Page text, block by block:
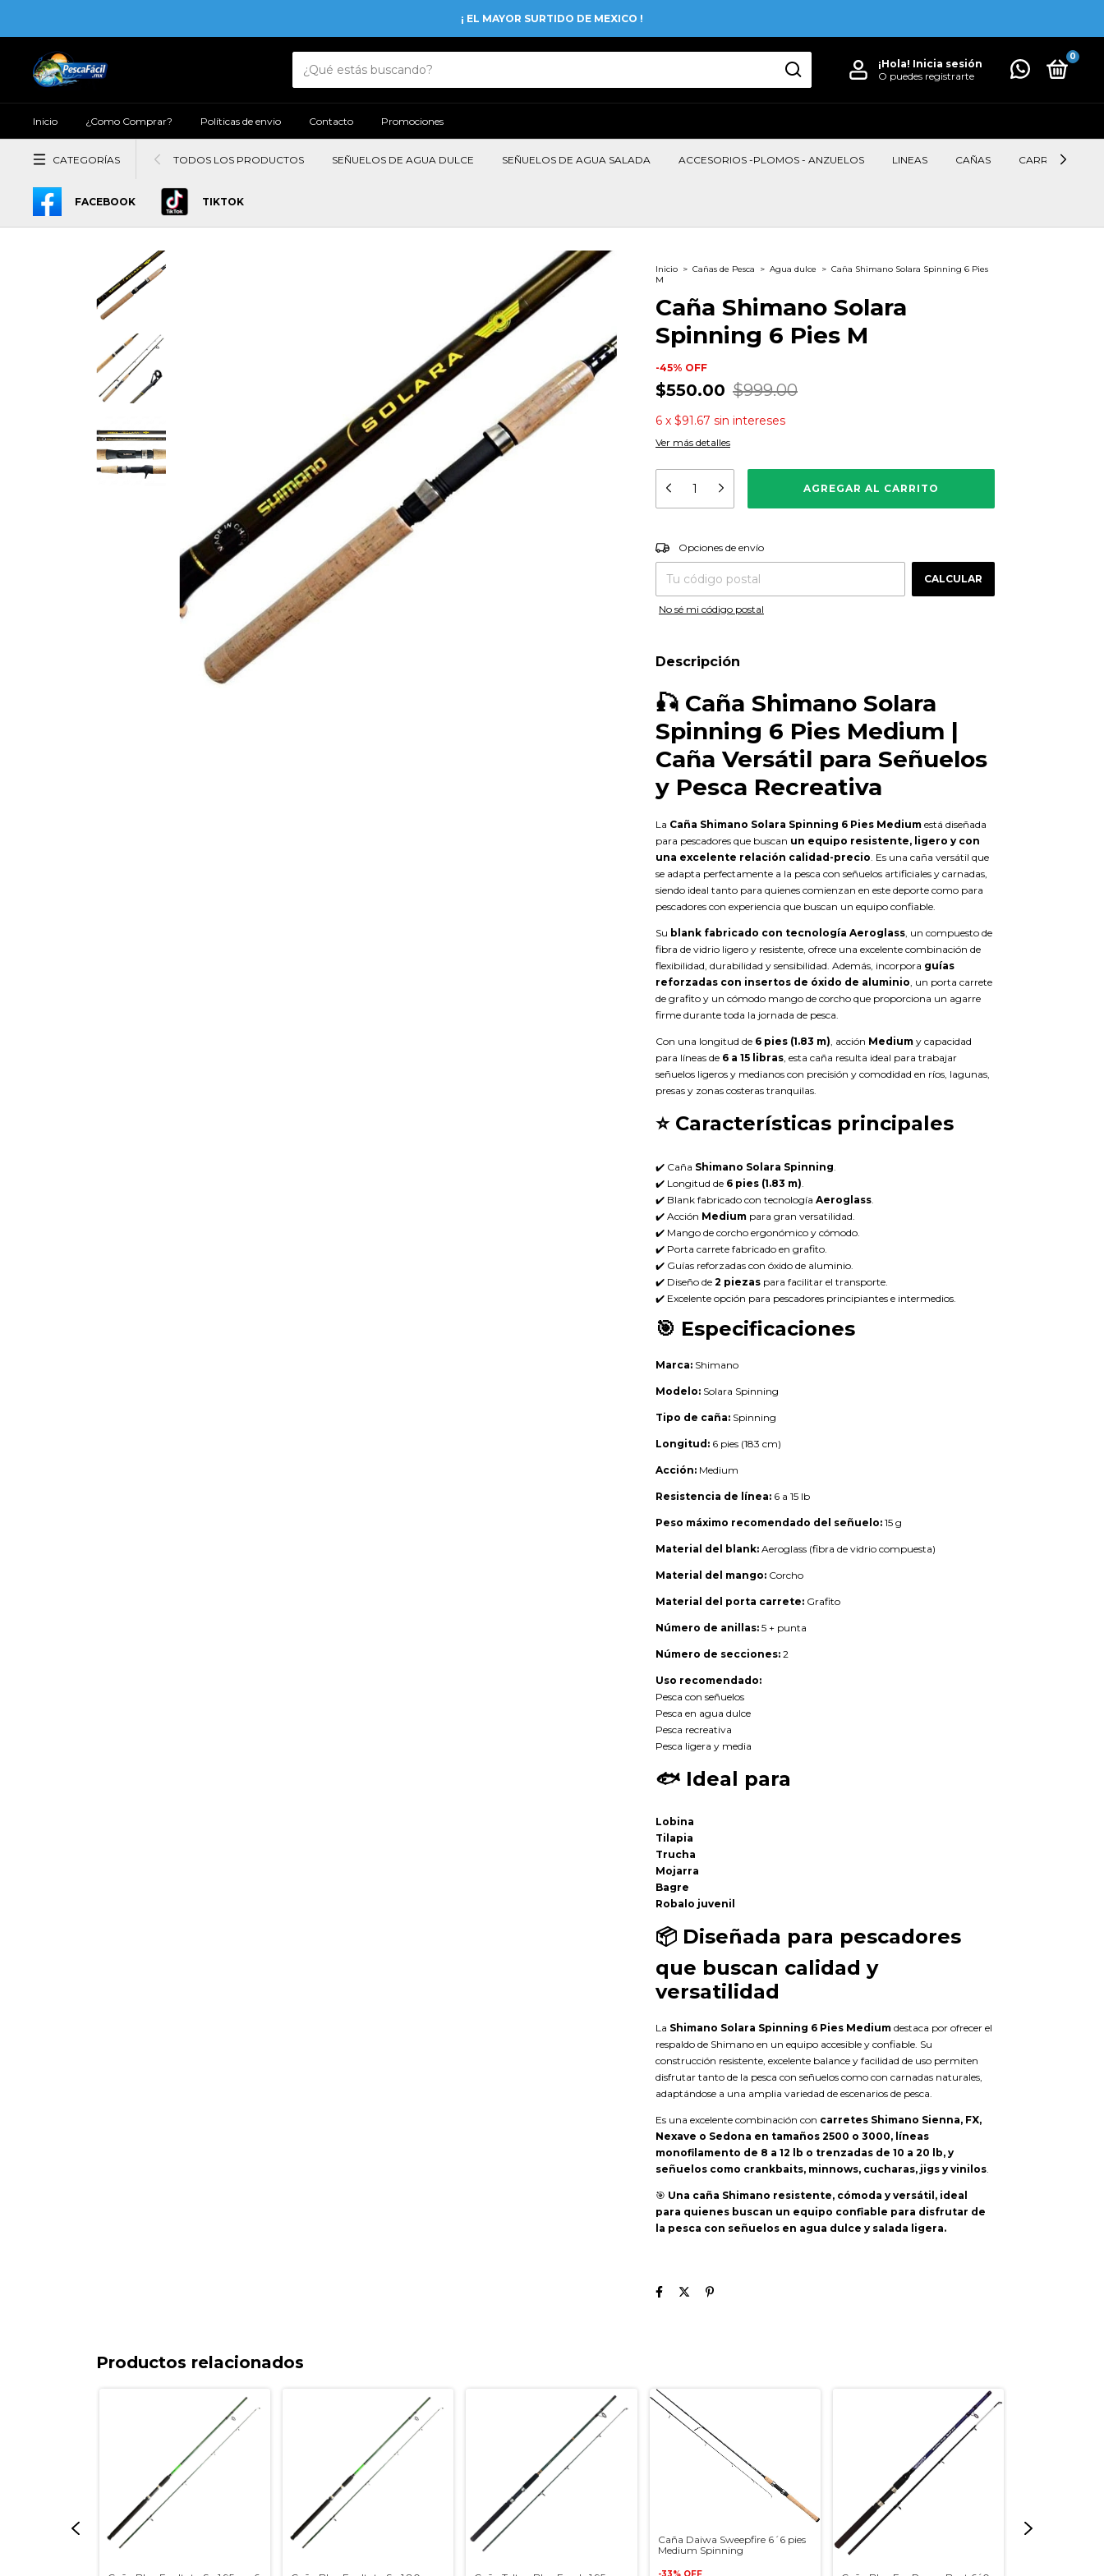
¡ EL MAYOR SURTIDO DE MEXICO !
¡Hola! Inicia sesión
O puedes registrarte
0
Inicio ¿Como Comprar? Políticas de envio Contacto Promociones
CATEGORÍAS TODOS LOS PRODUCTOS SEÑUELOS DE AGUA DULCE SEÑUELOS DE AGUA SALADA ACCESORIOS -PLOMOS - ANZUELOS LINEAS CAÑAS CARRETES
FACEBOOK TIKTOK
Inicio > Cañas de Pesca > Agua dulce > Caña Shimano Solara Spinning 6 Pies
M
Caña Shimano Solara
Spinning 6 Pies M
-45% OFF
$550.00 $999.00
6 x $91.67 sin intereses
Ver más detalles
Entregas para el CP:
Opciones de envío
CALCULAR
No sé mi código postal
Descripción
🎣 Caña Shimano Solara
Spinning 6 Pies Medium |
Caña Versátil para Señuelos
y Pesca Recreativa
La Caña Shimano Solara Spinning 6 Pies Medium está diseñada
para pescadores que buscan un equipo resistente, ligero y con
una excelente relación calidad-precio . Es una caña versátil que
se adapta perfectamente a la pesca con señuelos artificiales y carnadas,
siendo ideal tanto para quienes comienzan en este deporte como para
pescadores con experiencia que buscan un equipo confiable.
Su blank fabricado con tecnología Aeroglass , un compuesto de
fibra de vidrio ligero y resistente, ofrece una excelente combinación de
flexibilidad, durabilidad y sensibilidad. Además, incorpora guías
reforzadas con insertos de óxido de aluminio , un porta carrete
de grafito y un cómodo mango de corcho que proporciona un agarre
firme durante toda la jornada de pesca.
Con una longitud de 6 pies (1.83 m) , acción Medium y capacidad
para líneas de 6 a 15 libras , esta caña resulta ideal para trabajar
señuelos ligeros y medianos con precisión y comodidad en ríos, lagunas,
presas y zonas costeras tranquilas.
⭐ Características principales
✔️ Caña Shimano Solara Spinning
✔️ Longitud de 6 pies (1.83 m)
✔️ Blank fabricado con tecnología Aeroglass
✔️ Acción Medium para gran versatilidad.
✔️ Mango de corcho ergonómico y cómodo.
✔️ Porta carrete fabricado en grafito.
✔️ Guías reforzadas con óxido de aluminio.
✔️ Diseño de 2 piezas para facilitar el transporte.
✔️ Excelente opción para pescadores principiantes e intermedios.
🎯 Especificaciones
Marca: Shimano
Modelo: Solara Spinning
Tipo de caña: Spinning
Longitud: 6 pies (183 cm)
Acción: Medium
Resistencia de línea: 6 a 15 lb
Peso máximo recomendado del señuelo: 15 g
Material del blank: Aeroglass (fibra de vidrio compuesta)
Material del mango: Corcho
Material del porta carrete: Grafito
Número de anillas: 5 + punta
Número de secciones: 2
Uso recomendado:
Pesca con señuelos
Pesca en agua dulce
Pesca recreativa
Pesca ligera y media
🐟 Ideal para
Lobina
Tilapia
Trucha
Mojarra
Bagre
Robalo juvenil
📦 Diseñada para pescadores
que buscan calidad y
versatilidad
La Shimano Solara Spinning 6 Pies Medium destaca por ofrecer el
respaldo de Shimano en un equipo accesible y confiable. Su
construcción resistente, excelente balance y facilidad de uso permiten
disfrutar tanto de la pesca con señuelos como con carnadas naturales,
adaptándose a una amplia variedad de escenarios de pesca.
Es una excelente combinación con carretes Shimano Sienna, FX,
Nexave o Sedona en tamaños 2500 o 3000, líneas
monofilamento de 8 a 12 lb o trenzadas de 10 a 20 lb, y
señuelos como crankbaits, minnows, cucharas, jigs y vinilos.
🎯 Una caña Shimano resistente, cómoda y versátil, ideal
para quienes buscan un equipo confiable para disfrutar de
la pesca con señuelos en agua dulce y salada ligera.
Productos relacionados
Caña Daiwa Sweepfire 6´6 pies
Medium Spinning
-33% OFF